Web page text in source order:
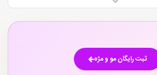
ثبت رایگان مو و مژه